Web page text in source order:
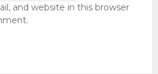
and website in this browser